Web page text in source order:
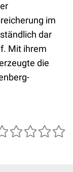
im
dar
Mit ihrem
die